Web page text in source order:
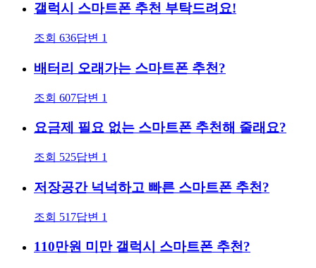
갤럭시 스마트폰 추천 부탁드려요!
조회 636답변 1
배터리 오래가는 스마트폰 추천?
조회 607답변 1
요금제 필요 없는 스마트폰 추천해 줄래요?
조회 525답변 1
저장공간 넉넉하고 빠른 스마트폰 추천?
조회 517답변 1
110만원 미만 갤럭시 스마트폰 추천?